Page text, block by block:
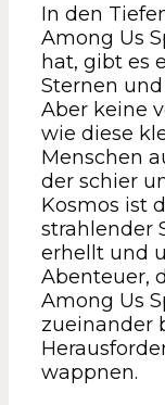
In den
Among Us
hat, gibt es
Sternen
Aber keine
wie diese
Menschen
der schier
Kosmos ist
strahlender
erhellt und
Abenteuer,
Among Us
zueinander
wappnen.